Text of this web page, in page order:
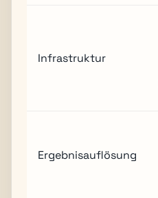
Infrastruktur
Ergebnisauflösung